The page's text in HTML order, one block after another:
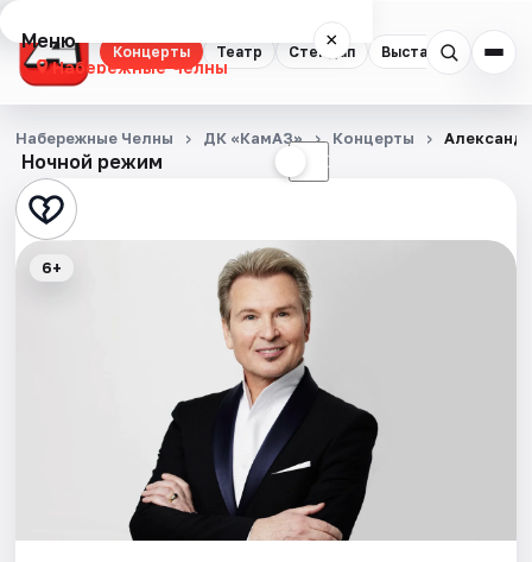
Концерты Театр Стендап Выставки
Меню ×
Набережные Челны
Концерты
Театр
Стендап
Площадки
Ночной режим ☾
Набережные Челны ДК «КамАЗ» Концерты
6+